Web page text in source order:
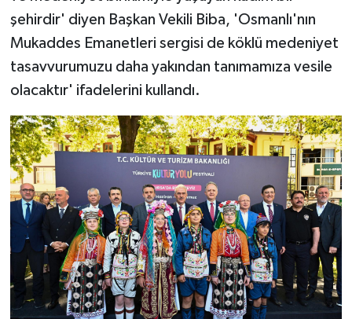
şehirdir' diyen Başkan Vekili Biba, 'Osmanlı'nın
Mukaddes Emanetleri sergisi de köklü medeniyet
tasavvurumuzu daha yakından tanımamıza vesile
olacaktır' ifadelerini kullandı.